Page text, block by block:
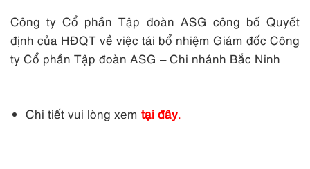
Công ty Cổ phần Tập đoàn ASG công bốQuyết
định của HĐQT về việc tái bổ nhiệm Giám đốc Công
ty Cổ phần Tập đoàn ASG – Chi nhánh Bắc Ninh
Chi tiết vui lòng xemtại đây